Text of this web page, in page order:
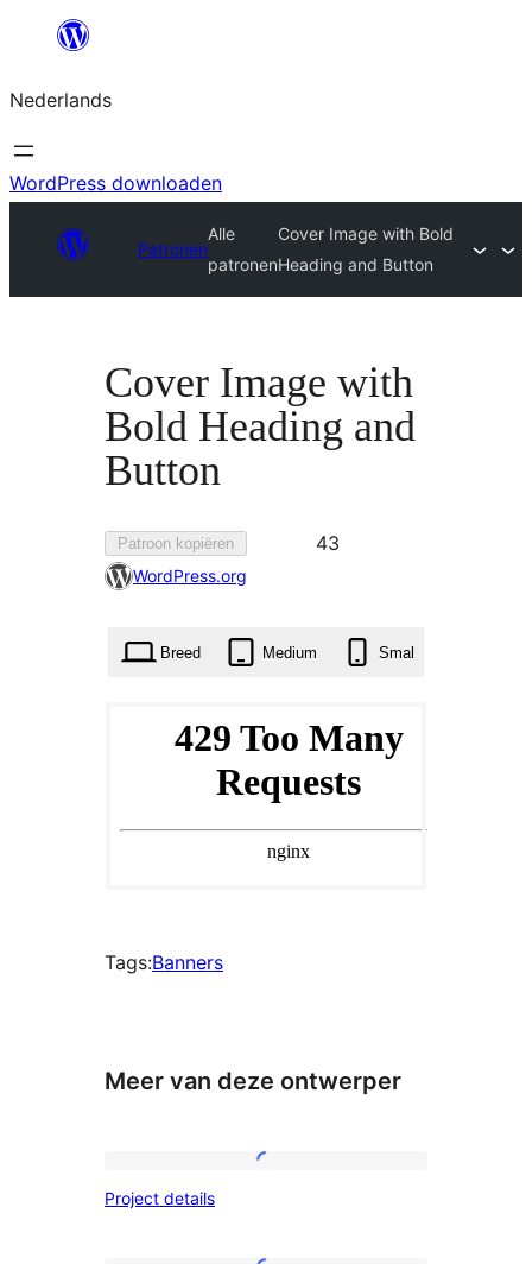
de
inhoud
Nederlands
WordPress downloaden
Patronen
Alle
patronen
Cover Image with Bold
Heading and Button
Cover Image with
Bold Heading and
Button
Patroon kopiëren
43
favorieten
43
WordPress.org
Breed Medium Smal
Tags:Banners
Meer van deze ontwerper
Project details